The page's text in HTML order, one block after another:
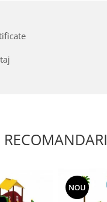
RECOMANDARI
NOU